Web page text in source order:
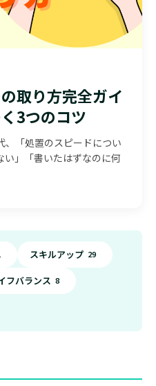
取り方完全ガイ
3つのコツ
、「処置のスピードについ
い」「書いたはずなのに何
スキルアップ 29
フバランス 8